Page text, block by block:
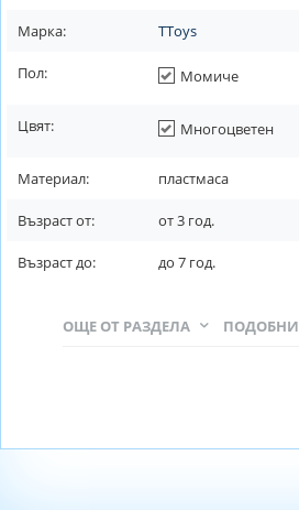
Марка: TToys
Пол: Момиче
Цвят: Многоцветен
Материал: пластмаса
Възраст от: от3 год.
Възраст до: до 7 год.
ПОДОБНИ
ОЩЕ ОТ РАЗДЕЛА